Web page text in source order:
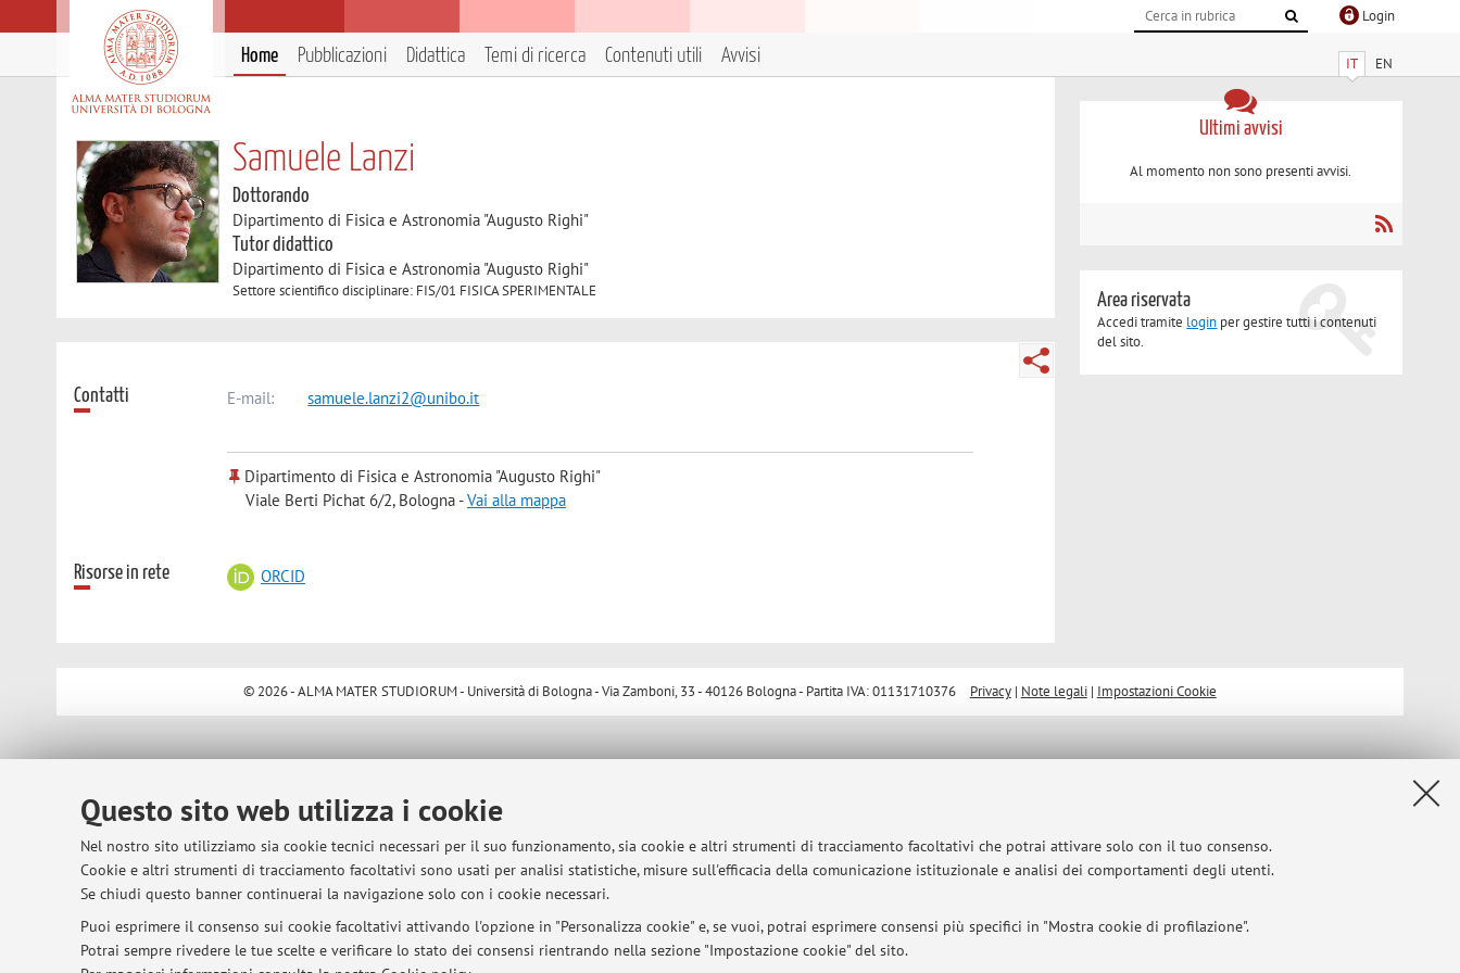
Questo sito web utilizza i cookie
Nel nostro sito utilizziamo sia cookie tecnici necessari per il suo funzionamento, sia cookie e altri strumenti di tracciamento facoltativi che potrai attivare solo con il tuo consenso.
Cookie e altri strumenti di tracciamento facoltativi sono usati per analisi statistiche, misure sull'efficacia della comunicazione istituzionale e analisi dei comportamenti degli utenti.
Se chiudi questo banner continuerai la navigazione solo con i cookie necessari.
Puoi esprimere il consenso sui cookie facoltativi attivando l'opzione in "Personalizza cookie" e, se vuoi, potrai esprimere consensi più specifici in "Mostra cookie di profilazione".
Potrai sempre rivedere le tue scelte e verificare lo stato dei consensi rientrando nella sezione "Impostazione cookie" del sito.
Login
IT EN
Home Pubblicazioni Didattica Temi di ricerca Contenuti utili Avvisi
Samuele Lanzi
Dottorando
Dipartimento di Fisica e Astronomia "Augusto Righi"
Tutor didattico
Dipartimento di Fisica e Astronomia "Augusto Righi"
Settore scientifico disciplinare: FIS/01 FISICA SPERIMENTALE
Contatti E-mail: samuele.lanzi2@unibo.it
Dipartimento di Fisica e Astronomia "Augusto Righi"
Viale Berti Pichat 6/2, Bologna -Vai alla mappa
Risorse in rete ORCID
Ultimi avvisi
Al momento non sono presenti avvisi.
Area riservata
Accedi tramite login per gestire tutti i contenuti
del sito.
© 2026 - ALMA MATER STUDIORUM - Università di Bologna - Via Zamboni, 33 - 40126 Bologna - Partita IVA: 01131710376 Privacy| Note legali| Impostazioni Cookie